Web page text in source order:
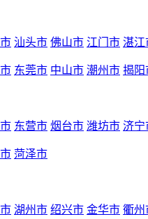
汕头市 佛山市 江门市 湛江
东莞市 中山市 潮州市 揭阳
东营市 烟台市 潍坊市 济宁
菏泽市
湖州市 绍兴市 金华市 衢州